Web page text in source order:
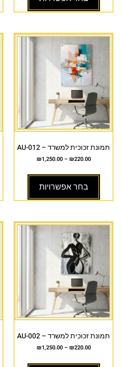
תמונת זכוכית למשרד – AU-012
₪220.00
–
₪1,250.00
בחר אפשרויות
תמונת זכוכית למשרד – AU-002
₪220.00
–
₪1,250.00